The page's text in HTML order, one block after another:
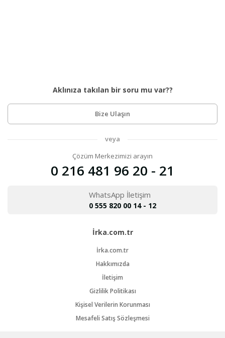
Aklınıza takılan bir soru mu var??
Bize Ulaşın
veya
Çözüm Merkezimizi arayın
0 216 481 96 20 - 21
WhatsApp İletişim
0 555 820 00 14 - 12
İrka.com.tr
İrka.com.tr
Hakkımızda
İletişim
Gizlilik Politikası
Kişisel Verilerin Korunması
Mesafeli Satış Sözleşmesi